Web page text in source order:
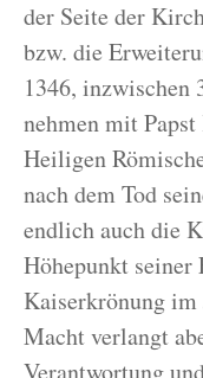
der Seite der
bzw. die
1346,
nehmen mit
Heiligen
nach dem Tod
endlich auch die
Höhepunkt
Kaiserkrönung im
Macht verlangt